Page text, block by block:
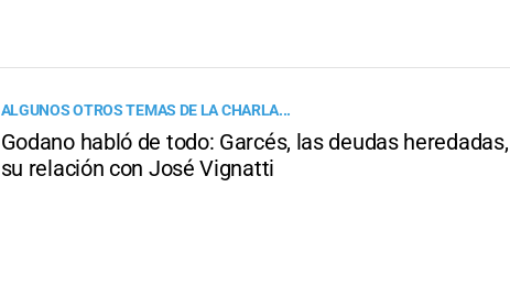
ALGUNOS OTROS TEMAS DE LA CHARLA...
Godano habló de todo: Garcés, las deudas
su relación con José Vignatti